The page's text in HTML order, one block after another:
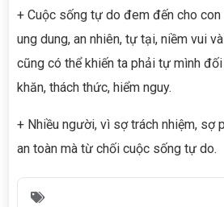
+ Cuộc sống tự do đem đến cho
ung dung, an nhiên, tự tại, niềm vui
cũng có thể khiến ta phải tự mình
khăn, thách thức, hiểm nguy.
+ Nhiều người, vì sợ trách nhiệm, sợ
an toàn mà từ chối cuộc sống tự do.